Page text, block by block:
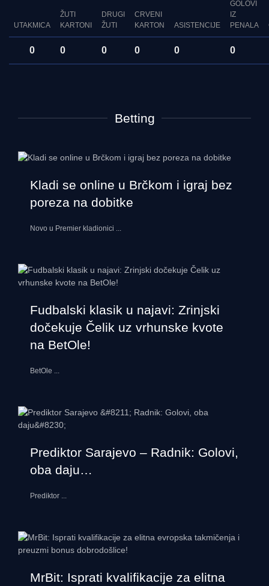
UTAKMICA
ŽUTI
KARTONI
DRUGI
ŽUTI
CRVENI
KARTON
ASISTENCIJE
GOLOVI
IZ
PENALA
0 0 0 0 0 0
Betting
Kladi se online u Brčkom i igraj bez
poreza na dobitke
Novo u Premier kladionici ...
Fudbalski klasik u najavi: Zrinjski
dočekuje Čelik uz vrhunske kvote
na BetOle!
BetOle ...
Prediktor Sarajevo – Radnik: Golovi,
oba daju…
Prediktor ...
MrBit: Isprati kvalifikacije za elitna